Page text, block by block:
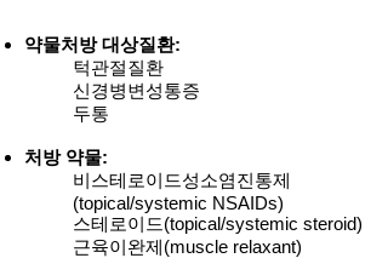
약물처방 대상질환:
턱관절질환
신경병변성통증
두통
처방 약물:
비스테로이드성소염진통제
(topical/systemic NSAIDs)
스테로이드(topical/systemic steroid)
근육이완제(muscle relaxant)